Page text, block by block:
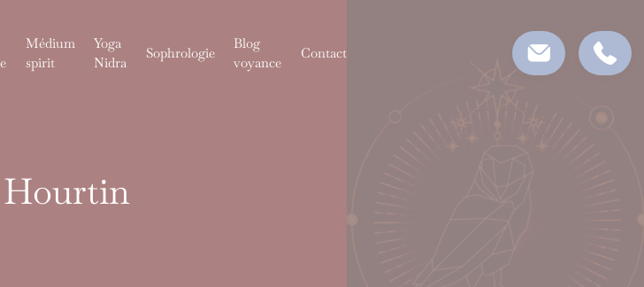
Médium
spirit
Yoga
Nidra
Sophrologie
Blog
voyance
Contact
Hourtin